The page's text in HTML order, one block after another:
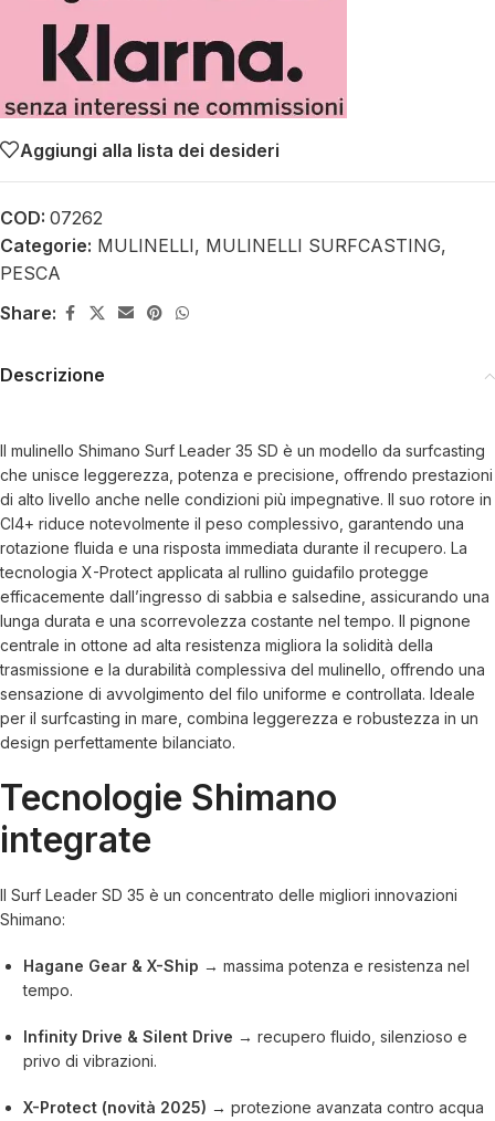
Aggiungi alla lista dei desideri
COD: 07262
Categorie: MULINELLI, MULINELLI SURFCASTING,
PESCA
Share:
Descrizione
Il mulinello Shimano Surf Leader 35 SD è un modello da surfcasting
che unisce leggerezza, potenza e precisione, offrendo prestazioni
di alto livello anche nelle condizioni più impegnative. Il suo rotore in
CI4+ riduce notevolmente il peso complessivo, garantendo una
rotazione fluida e una risposta immediata durante il recupero. La
tecnologia X-Protect applicata al rullino guidafilo protegge
efficacemente dall’ingresso di sabbia e salsedine, assicurando una
lunga durata e una scorrevolezza costante nel tempo. Il pignone
centrale in ottone ad alta resistenza migliora la solidità della
trasmissione e la durabilità complessiva del mulinello, offrendo una
sensazione di avvolgimento del filo uniforme e controllata. Ideale
per il surfcasting in mare, combina leggerezza e robustezza in un
design perfettamente bilanciato.
Tecnologie Shimano
integrate
Il Surf Leader SD 35 è un concentrato delle migliori innovazioni
Shimano:
Hagane Gear & X-Ship → massima potenza e resistenza nel
tempo.
Infinity Drive & Silent Drive → recupero fluido, silenzioso e
privo di vibrazioni.
X-Protect (novità 2025) → protezione avanzata contro acqua